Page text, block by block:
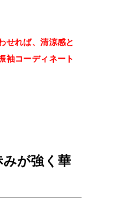
せれば、清涼感と
袖コーディネート
が強く華